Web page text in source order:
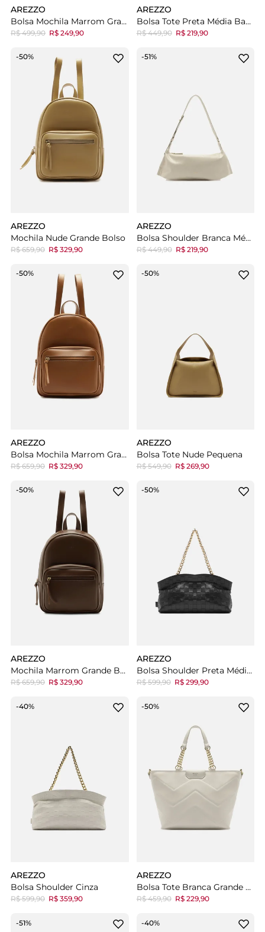
AREZZO
Bolsa Mochila Marrom Grande
R$ 499,90 R$ 249,90
AREZZO
Bolsa Tote Preta Média Bag Charm
R$ 449,90 R$ 219,90
-50%
AREZZO
Mochila Nude Grande Bolso
R$ 659,90 R$ 329,90
-51%
AREZZO
Bolsa Shoulder Branca Média
R$ 449,90 R$ 219,90
-50%
AREZZO
Bolsa Mochila Marrom Grande Metais
R$ 659,90 R$ 329,90
-50%
AREZZO
Bolsa Tote Nude Pequena
R$ 549,90 R$ 269,90
-50%
AREZZO
Mochila Marrom Grande Bolso Zíper
R$ 659,90 R$ 329,90
-50%
AREZZO
Bolsa Shoulder Preta Média Tressê
R$ 599,90 R$ 299,90
-40%
AREZZO
Bolsa Shoulder Cinza
R$ 599,90 R$ 359,90
-50%
AREZZO
Bolsa Tote Branca Grande Corrente
R$ 459,90 R$ 229,90
-51% -40%